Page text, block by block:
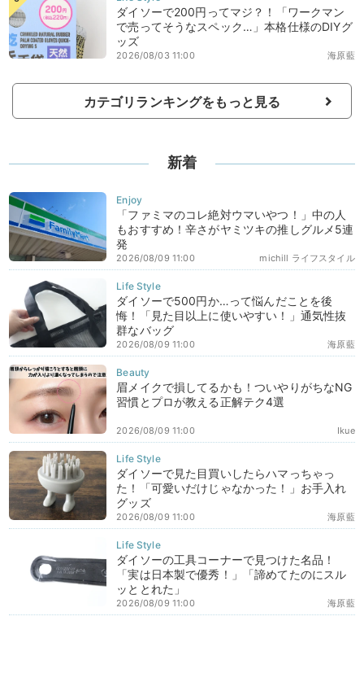
ダイソーで200円ってマジ？！「ワークマン
で売ってそうなスペック…」本格仕様のDIYグ
ッズ
海原藍
2026/08/03 11:00
カテゴリランキングをもっと見る
新着
「ファミマのコレ絶対ウマいやつ！」中の人
もおすすめ！辛さがヤミツキの推しグルメ5連
発
michill ライフスタイル
2026/08/09 11:00
ダイソーで500円か…って悩んだことを後
悔！「見た目以上に使いやすい！」通気性抜
群なバッグ
海原藍
2026/08/09 11:00
眉メイクで損してるかも！ついやりがちなNG
習慣とプロが教える正解テク4選
Ikue
2026/08/09 11:00
ダイソーで見た目買いしたらハマっちゃっ
た！「可愛いだけじゃなかった！」お手入れ
グッズ
海原藍
2026/08/09 11:00
ダイソーの工具コーナーで見つけた名品！
「実は日本製で優秀！」「諦めてたのにスル
ッととれた」
海原藍
2026/08/09 11:00